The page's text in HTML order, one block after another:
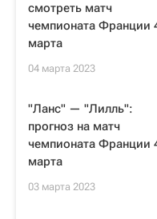
смотреть матч
чемпионата Франции
марта
04 марта 2023
"Ланс" — "Лилль":
прогноз на матч
чемпионата Франции
марта
03 марта 2023